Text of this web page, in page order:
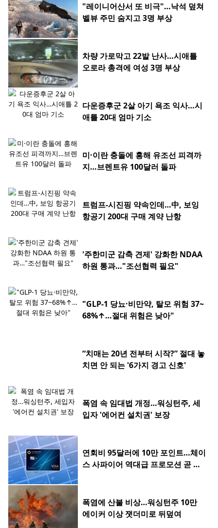
"레이니어산서 또 비극"…낙석 덮쳐
벨뷰 주민 숨지고 3명 부상
차량 가로막고 22발 난사…시애틀
오로라 총격에 여성 3명 부상
다운증후군 2살 아기 욕조 익사…시
애틀 20대 엄마 기소
미·이란 충돌에 홍해 유조선 피격까
지…브렌트유 100달러 돌파
트럼프-시진핑 약속인데…中, 보잉
항공기 200대 구매 계약 난항
'주한미군 감축 견제' 강화한 NDAA
하원 통과…"조선협력 필요"
"GLP-1 당뇨·비만약, 탈모 위험 37~
68%↑…절대 위험은 낮아"
“치매는 20년 전부터 시작?” 절대 놓
치면 안 되는 '6가지 경고 신호'
폭염 속 임대법 개정…워싱턴주, 세
입자 '에어컨 설치권' 보장
연회비 95달러에 10만 포인트…체이
스 사파이어 역대급 프로모션 곧 종
폭염에 산불 비상…워싱턴주 10만
에이커 이상 잿더미로 뒤덮여